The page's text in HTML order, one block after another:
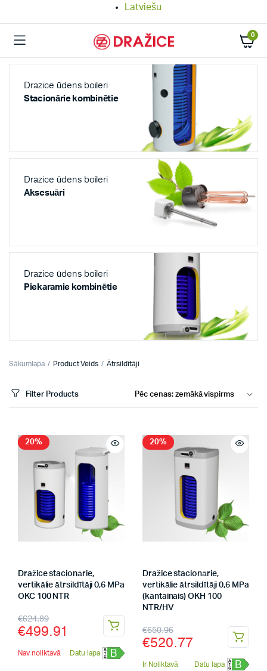
Latviešu
0
Drazice ūdens boileri
Stacionārie kombinētie
Drazice ūdens boileri
Aksesuāri
Drazice ūdens boileri
Piekaramie kombinētie
Sākumlapa Product Veids Ātrsildītāji
Filter Products
20%
Dražice stacionārie,
vertikālie ātrsildītāji 0,6 MPa
OKC 100 NTR
€624.89
€499.91
Nav noliktavā Datu lapa B
20%
Dražice stacionārie,
vertikālie ātrsildītāji 0,6 MPa
(kantainais) OKH 100
NTR/HV
€650.96
€520.77
Ir Noliktavā Datu lapa B